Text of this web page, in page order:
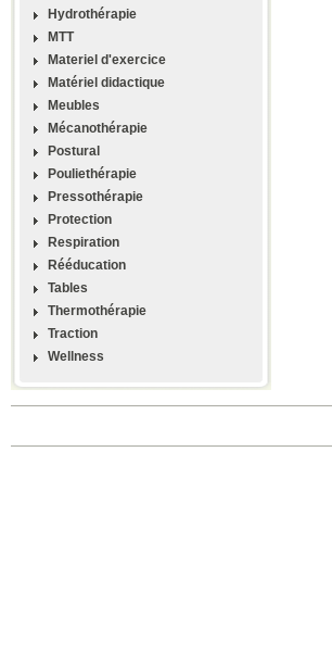
Hydrothérapie
MTT
Materiel d'exercice
Matériel didactique
Meubles
Mécanothérapie
Postural
Pouliethérapie
Pressothérapie
Protection
Respiration
Rééducation
Tables
Thermothérapie
Traction
Wellness